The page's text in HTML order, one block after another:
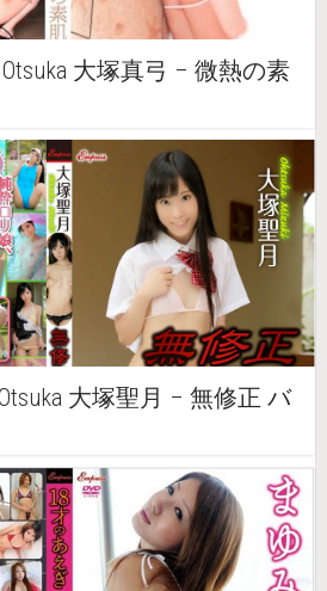
Otsuka 大塚真弓 – 微熱の素
大塚聖月 – 無修正 バ